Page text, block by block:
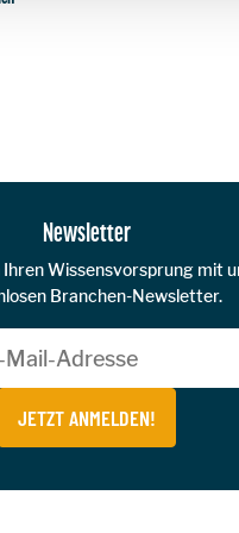
Newsletter
Ihren Wissensvorsprung mit
Branchen-Newsletter.
JETZT ANMELDEN!